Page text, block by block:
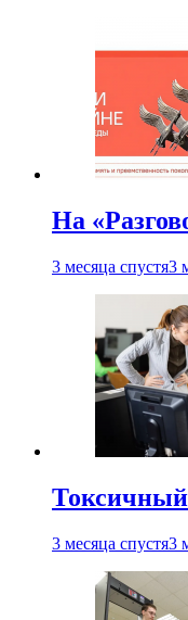
На
3 месяца спустя3
Токсичный
3 месяца спустя3